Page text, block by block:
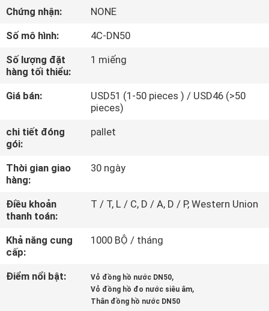
CHÚNG
TÔI
THAM
QUAN
NHÀ
MÁY
KIỂM
SOÁT
CHẤT
Chứng nhận:
NONE
Số mô hình:
4C-DN50
Số lượng đặt
hàng tối thiểu:
1 miếng
Giá bán:
USD51 (1-50 pieces ) / USD46 (>50
pieces)
chi tiết đóng
gói:
pallet
Thời gian giao
hàng:
30 ngày
Điều khoản
thanh toán:
T / T, L / C, D / A, D / P, Western Union
Khả năng cung
cấp:
1000 BỘ / tháng
Điểm nổi bật: Vỏ đồng hồ nước DN50,
Vỏ đồng hồ đo nước siêu âm,
Thân đồng hồ nước DN50